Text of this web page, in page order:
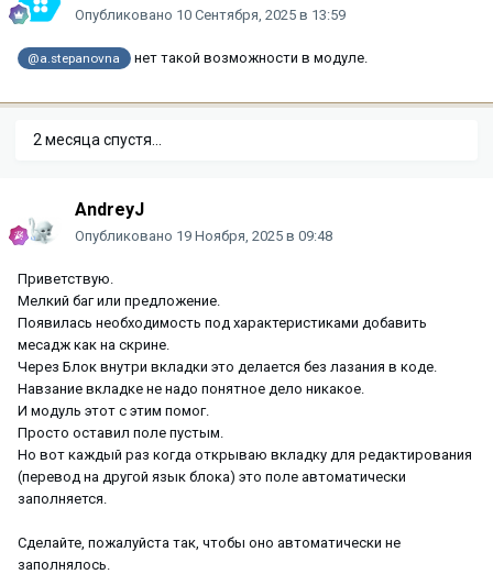
Опубликовано 10 Сентября, 2025 в 13:59
@a.stepanovna нет такой возможности в модуле.
2 месяца спустя...
AndreyJ
Опубликовано 19 Ноября, 2025 в 09:48
Приветствую.
Мелкий баг или предложение.
Появилась необходимость под характеристиками добавить
месадж как на скрине.
Через Блок внутри вкладки это делается без лазания в коде.
Навзание вкладке не надо понятное дело никакое.
И модуль этот с этим помог.
Просто оставил поле пустым.
Но вот каждый раз когда открываю вкладку для редактирования
(перевод на другой язык блока) это поле автоматически
заполняется.
Сделайте, пожалуйста так, чтобы оно автоматически не
заполнялось.